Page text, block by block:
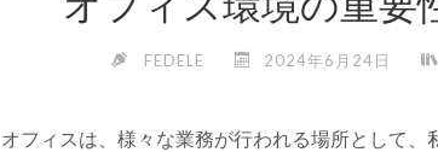
FEDELE 2024年6月24日
オフィスは、様々な業務が行われる場所として